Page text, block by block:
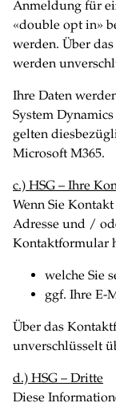
Anmeldung für
«double opt in»
werden. Über
werden
Ihre Daten
System
gelten
Microsoft M365.
c.) HSG – Ihre
Wenn Sie
Adresse und /
Kontaktformular
welche Sie
ggf. Ihre E-
Über das
unverschlüsselt
d.) HSG – Dritte
Diese